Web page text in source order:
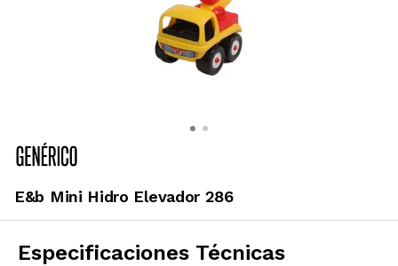
E&b Mini Hidro Elevador 286
Especificaciones Técnicas